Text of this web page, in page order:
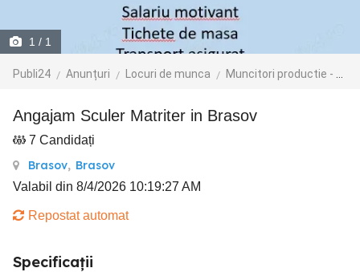
1 / 1
Publi24 Anunțuri Locuri de munca Muncitori productie - depozit - logistica
Angajam Sculer Matriter in Brasov
7 Candidați
Brasov, Brasov
Valabil din 8/4/2026 10:19:27 AM
Repostat automat
Specificații